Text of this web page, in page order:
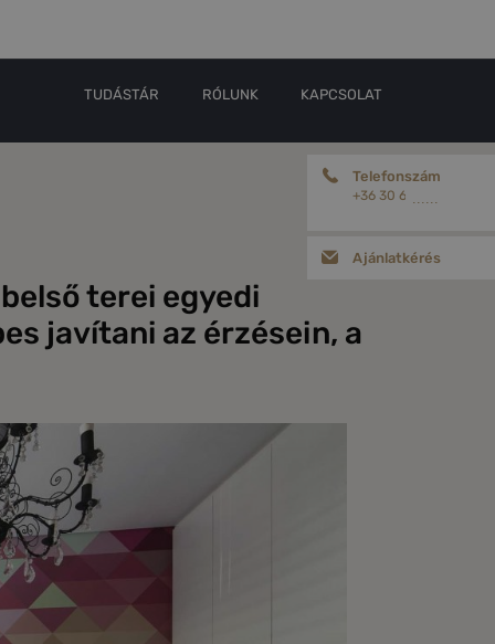
TUDÁSTÁR RÓLUNK KAPCSOLAT
Telefonszám
+36 30 656 18 78
......
Ajánlatkérés
terei egyedi
javítani az érzésein, a